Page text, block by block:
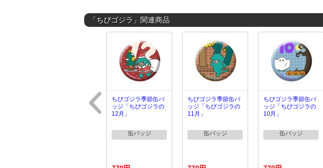
「ちびゴジラ」関連商品
ちびゴジラ季節缶バ
ッジ「ちびゴジラの
12月」
缶バッジ
ちびゴジラ季節缶バ
ッジ「ちびゴジラの
11月」
缶バッジ
ちびゴジラ季節缶バ
ッジ「ちびゴジラの
10月」
缶バッジ